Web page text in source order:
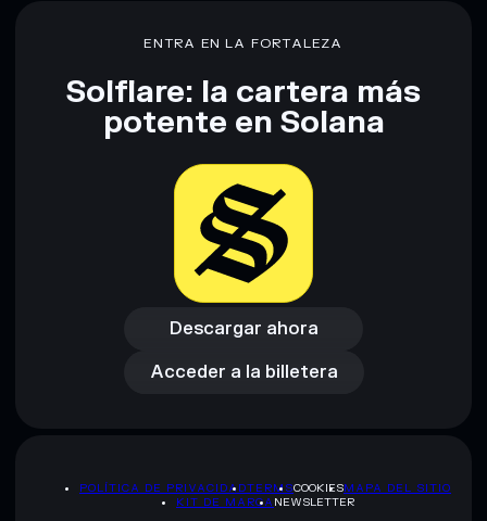
ENTRA EN LA FORTALEZA
Solflare: la cartera más
potente en Solana
Descargar ahora
Descargar ahora
Acceder a la billetera
Acceder a la billetera
POLÍTICA DE PRIVACIDADTERMSCOOKIESMAPA DEL SITIO
KIT DE MARCA NEWSLETTER